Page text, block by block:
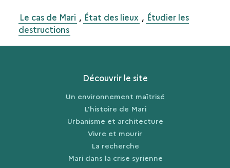
Le cas de Mari , État des lieux , Étudier les
destructions
Découvrir le site
Un environnement maîtrisé
L'histoire de Mari
Urbanisme et architecture
Vivre et mourir
La recherche
Mari dans la crise syrienne